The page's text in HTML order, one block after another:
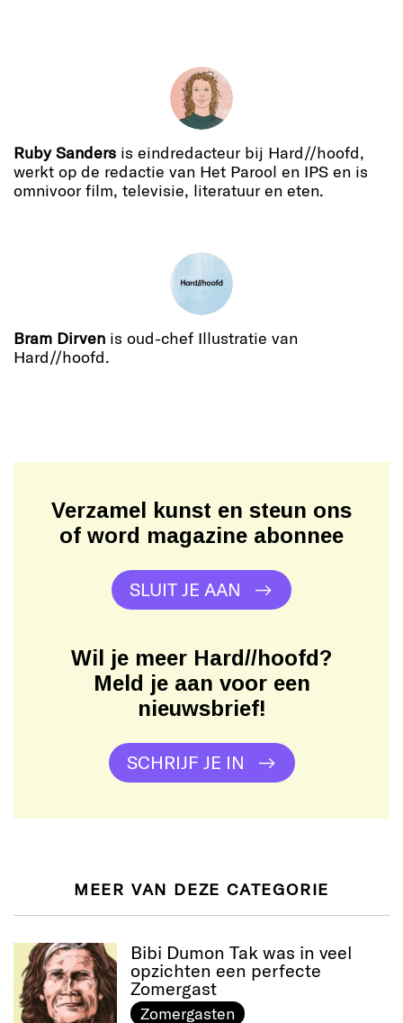
Ruby Sanders is eindredacteur bij Hard//hoofd,
werkt op de redactie van Het Parool en IPS en is
omnivoor film, televisie, literatuur en eten.
Bram Dirven is oud-chef Illustratie van
Hard//hoofd.
Verzamel kunst en steun ons
of word magazine abonnee
SLUIT JE AAN
Wil je meer Hard//hoofd?
Meld je aan voor een
nieuwsbrief!
SCHRIJF JE IN
MEER VAN DEZE CATEGORIE
Bibi Dumon Tak was in veel
opzichten een perfecte
Zomergast
Zomergasten